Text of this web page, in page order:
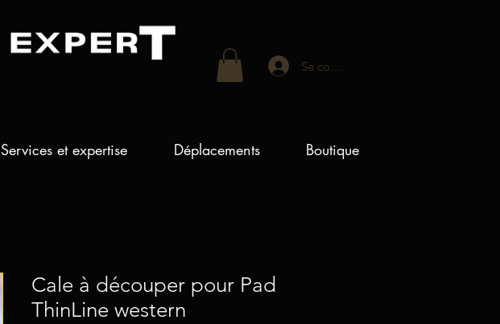
Se connecter
Services et expertise Déplacements Boutique
Cale à découper pour Pad
ThinLine western